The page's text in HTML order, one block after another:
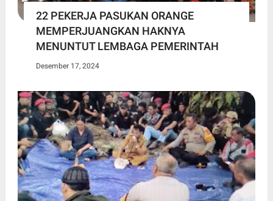
22 PEKERJA PASUKAN ORANGE
MEMPERJUANGKAN HAKNYA
MENUNTUT LEMBAGA PEMERINTAH
Desember 17, 2024